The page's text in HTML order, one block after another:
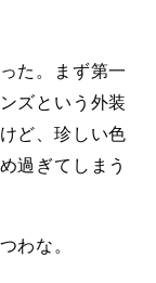
た。まず第一
ズという外装
ど、珍しい色
過ぎてしまう
わな。